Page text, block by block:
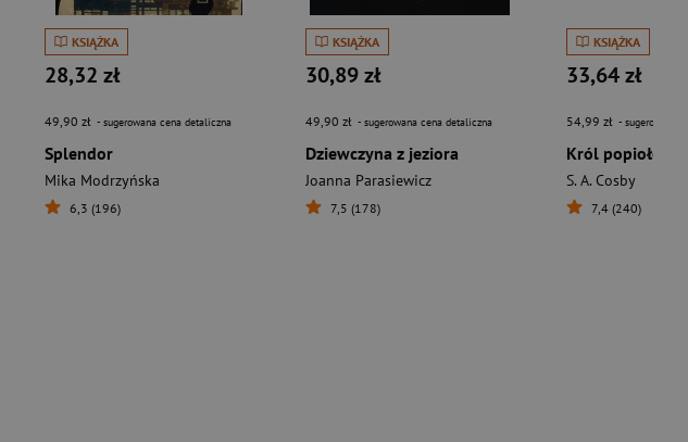
KSIĄŻKA
28,32 zł
49,90 zł - sugerowana cena detaliczna
Splendor
Mika Modrzyńska
6,3 (196)
KSIĄŻKA
30,89 zł
49,90 zł - sugerowana cena detaliczna
Dziewczyna z jeziora
Joanna Parasiewicz
7,5 (178)
KSIĄŻKA
33,64 zł
54,99 zł - sugerowana
Król popiołów
S. A. Cosby
7,4 (240)